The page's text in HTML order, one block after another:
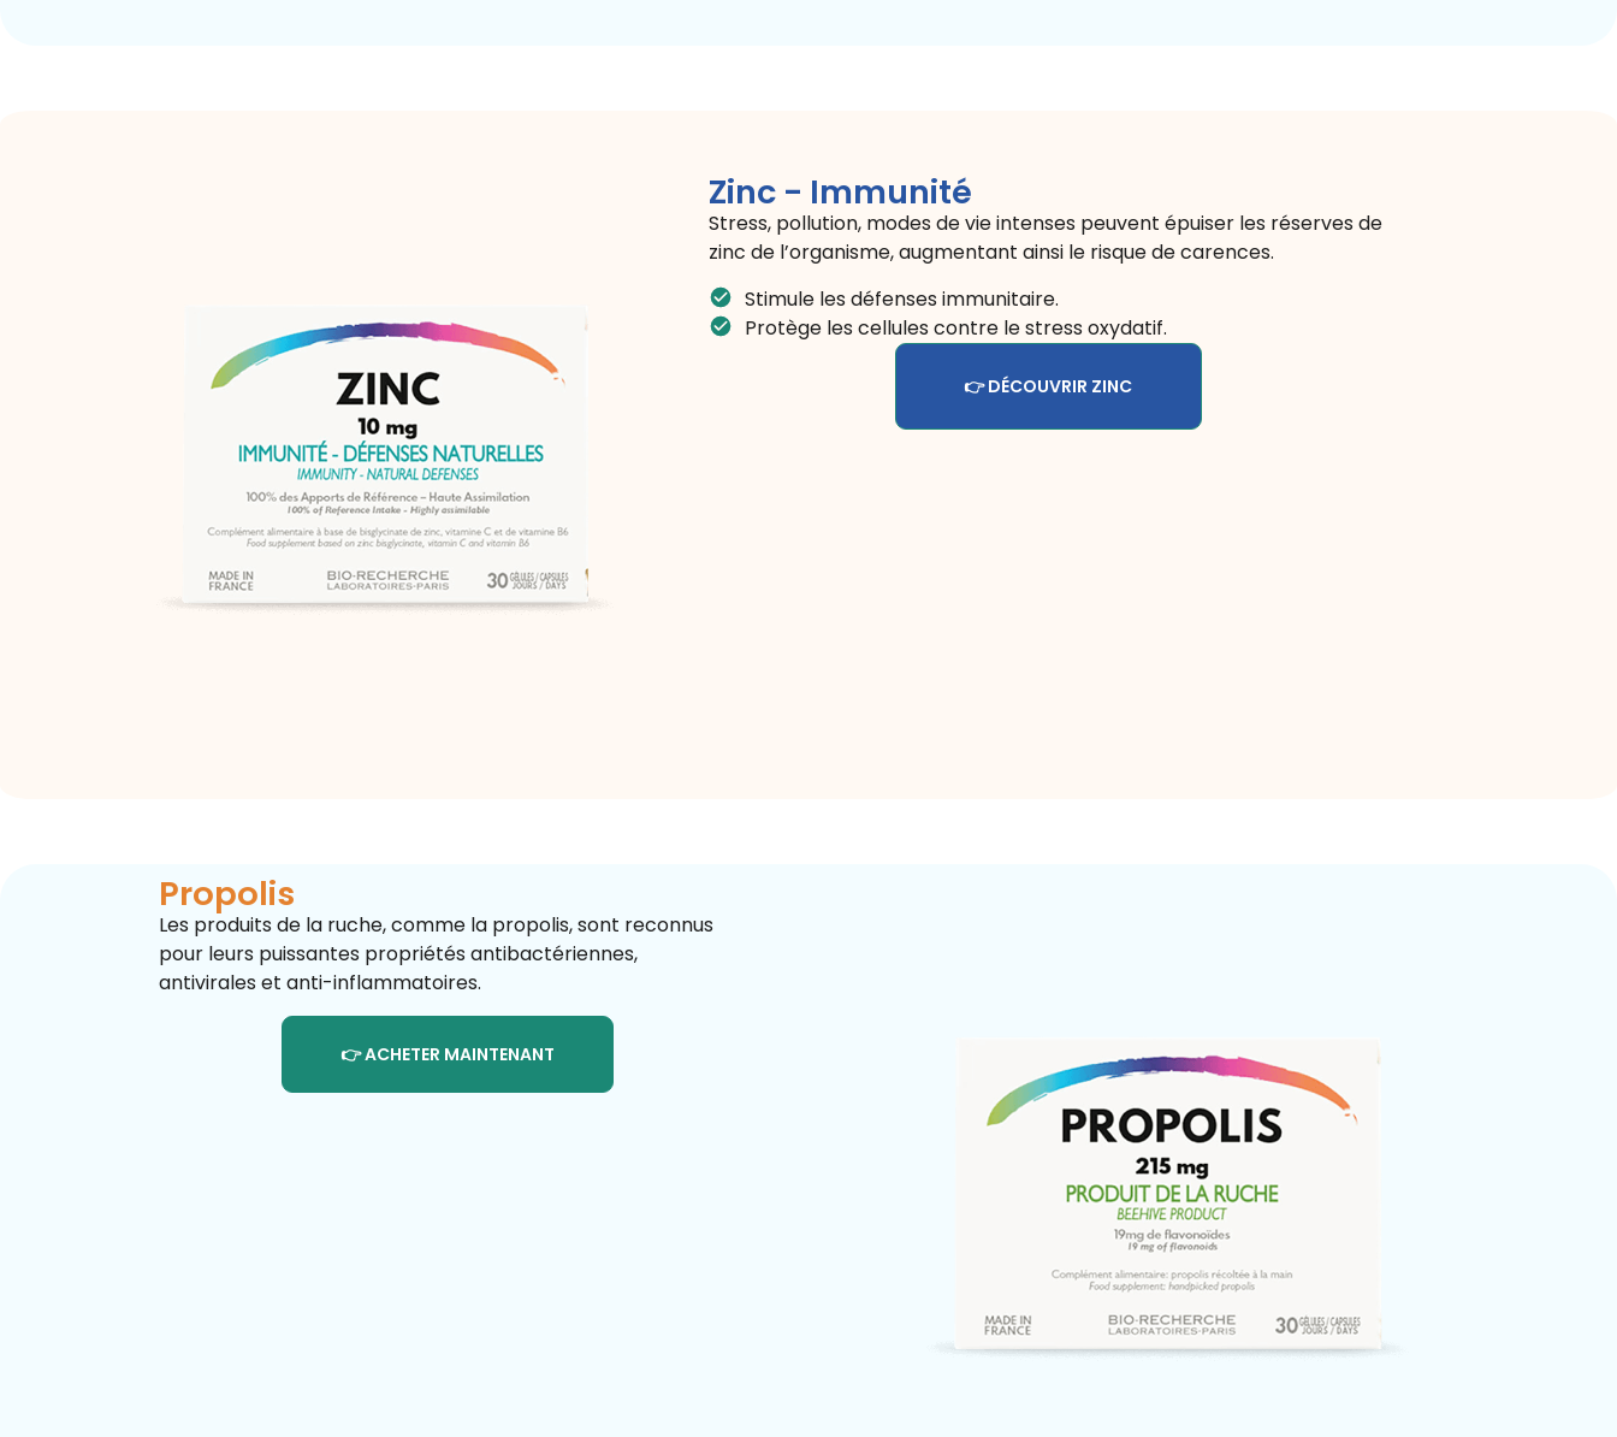
Zinc - Immunité
Stress, pollution, modes de vie intenses peuvent épuiser les réserves de
zinc de l’organisme, augmentant ainsi le risque de carences.
Stimule les défenses immunitaire.
Protège les cellules contre le stress oxydatif.
👉 DÉCOUVRIR ZINC
Propolis
Les produits de la ruche, comme la propolis, sont reconnus
pour leurs puissantes propriétés antibactériennes,
antivirales et anti-inflammatoires.
👉 ACHETER MAINTENANT